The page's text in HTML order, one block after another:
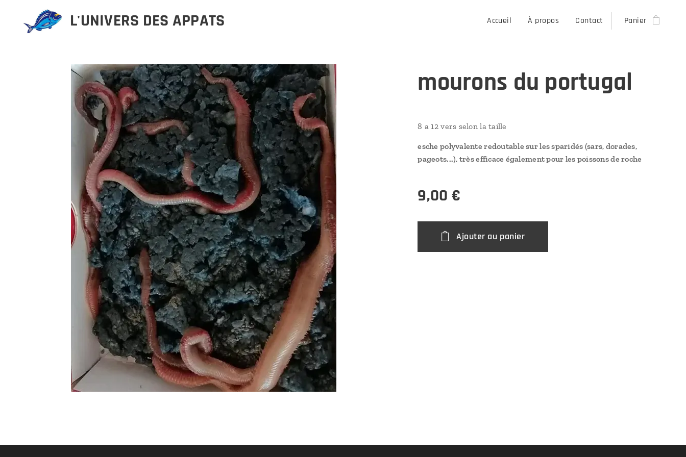
L'UNIVERS DES APPATS Accueil À propos Contact Panier
mourons du portugal
8 a 12 vers selon la taille
esche polyvalente redoutable sur les sparidés (sars, dorades,
pageots...), très efficace également pour les poissons de roche
9,00 €
Ajouter au panier